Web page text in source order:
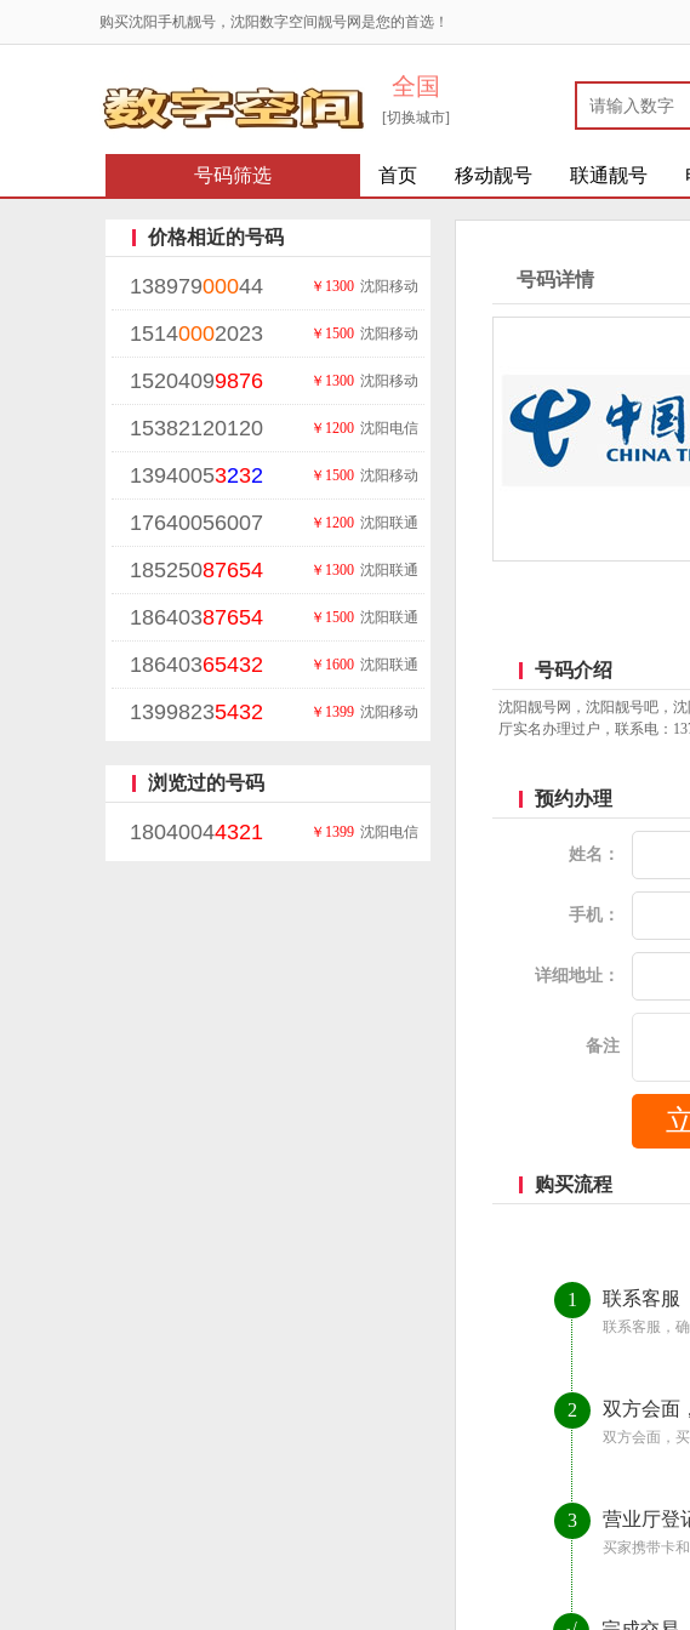
购买沈阳手机靓号，沈阳数字空间靓号网是您的首选！
全国
[切换城市]
号码筛选 首页 移动靓号 联通靓号
价格相近的号码
13897900044 沈阳移动
￥1300
15140002023 沈阳移动
￥1500
15204099876 沈阳移动
￥1300
15382120120 沈阳电信
￥1200
13940053232 沈阳移动
￥1500
17640056007 沈阳联通
￥1200
18525087654 沈阳联通
￥1300
18640387654 沈阳联通
￥1500
18640365432 沈阳联通
￥1600
13998235432 沈阳移动
￥1399
浏览过的号码
18040044321 沈阳电信
￥1399
号码详情
号码介绍
沈阳靓号网，沈阳靓号吧，
厅实名办理过户，联系电：
预约办理
姓名：
手机：
详细地址：
备注
购买流程
1 联系客服
联系客服，
2 双方会面
双方会面，
3 营业厅登
买家携带卡